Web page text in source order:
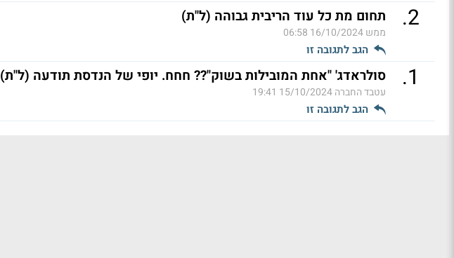
2
. תחום מת כל עוד הריבית גבוהה (ל"ת)
ממש16/10/2024 06:58
הגב לתגובה זו
1
. סולראדג' "אחת המובילות בשוק"?? חחח. יופי של הנדסת תודעה (ל"ת)
עטבד החברה15/10/2024 19:41
הגב לתגובה זו